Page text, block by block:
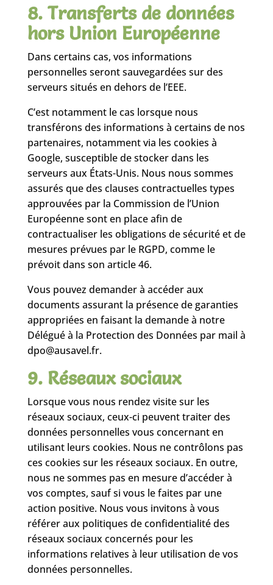
8. Transferts de données
hors Union Européenne
Dans certains cas, vos informations
personnelles seront sauvegardées sur des
serveurs situés en dehors de l’EEE.
C’est notamment le cas lorsque nous
transférons des informations à certains de nos
partenaires, notamment via les cookies à
Google, susceptible de stocker dans les
serveurs aux États-Unis. Nous nous sommes
assurés que des clauses contractuelles types
approuvées par la Commission de l’Union
Européenne sont en place afin de
contractualiser les obligations de sécurité et de
mesures prévues par le RGPD, comme le
prévoit dans son article 46.
Vous pouvez demander à accéder aux
documents assurant la présence de garanties
appropriées en faisant la demande à notre
Délégué à la Protection des Données par mail à
dpo@ausavel.fr.
9. Réseaux sociaux
Lorsque vous nous rendez visite sur les
réseaux sociaux, ceux-ci peuvent traiter des
données personnelles vous concernant en
utilisant leurs cookies. Nous ne contrôlons pas
ces cookies sur les réseaux sociaux. En outre,
nous ne sommes pas en mesure d’accéder à
vos comptes, sauf si vous le faites par une
action positive. Nous vous invitons à vous
référer aux politiques de confidentialité des
réseaux sociaux concernés pour les
informations relatives à leur utilisation de vos
données personnelles.